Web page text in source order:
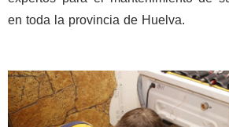
en toda la provincia de Huelva.